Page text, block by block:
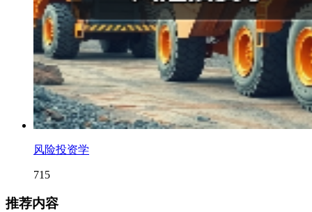
风险投资学
715
推荐内容